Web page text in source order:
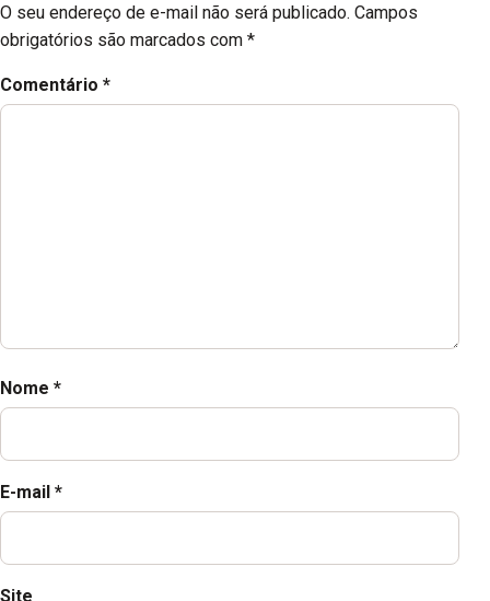
O seu endereço de e-mail não será publicado. Campos
obrigatórios são marcados com *
Comentário *
Nome *
E-mail *
Site